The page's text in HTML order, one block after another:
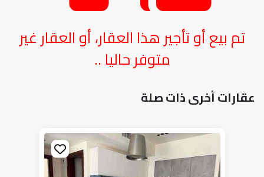
تم بيع أو تأجير هذا العقار، أو العقار غير
متوفر حاليا ..
عقارات أخرى ذات صلة